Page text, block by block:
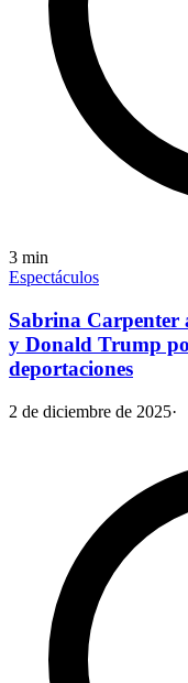
3 min
Espectáculos
Sabrina Carpenter
y Donald Trump
deportaciones
2 de diciembre de 2025·